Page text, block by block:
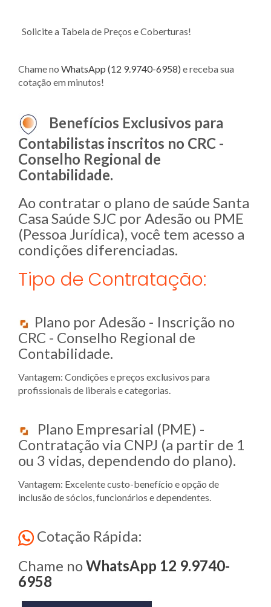
Solicite a Tabela de Preços e Coberturas!
Chame no WhatsApp (12 9.9740-6958) e receba sua
cotação em minutos!
Benefícios Exclusivos para
Contabilistas inscritos no CRC -
Conselho Regional de
Contabilidade.
Ao contratar o plano de saúde Santa
Casa Saúde SJC por Adesão ou PME
(Pessoa Jurídica), você tem acesso a
condições diferenciadas.
Tipo de Contratação:
Plano por Adesão - Inscrição no
CRC - Conselho Regional de
Contabilidade.
Vantagem: Condições e preços exclusivos para
profissionais de liberais e categorias.
Plano Empresarial (PME) -
Contratação via CNPJ (a partir de 1
ou 3 vidas, dependendo do plano).
Vantagem: Excelente custo-benefício e opção de
inclusão de sócios, funcionários e dependentes.
Cotação Rápida:
Chame noWhatsApp 12 9.9740-
6958